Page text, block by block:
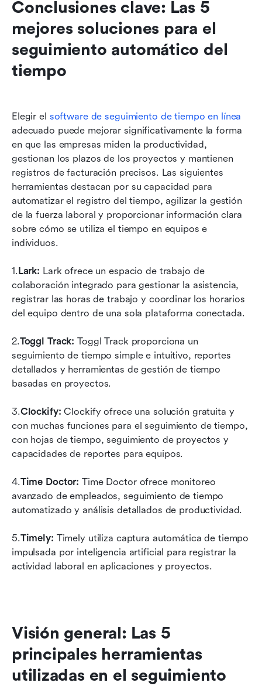
Conclusiones clave: Las 5
mejores soluciones para el
seguimiento automático del
tiempo
Elegir el software de seguimiento de tiempo en línea
adecuado puede mejorar significativamente la forma
en que las empresas miden la productividad,
gestionan los plazos de los proyectos y mantienen
registros de facturación precisos. Las siguientes
herramientas destacan por su capacidad para
automatizar el registro del tiempo, agilizar la gestión
de la fuerza laboral y proporcionar información clara
sobre cómo se utiliza el tiempo en equipos e
individuos.
1.Lark: Lark ofrece un espacio de trabajo de
colaboración integrado para gestionar la asistencia,
registrar las horas de trabajo y coordinar los horarios
del equipo dentro de una sola plataforma conectada.
2.Toggl Track: Toggl Track proporciona un
seguimiento de tiempo simple e intuitivo, reportes
detallados y herramientas de gestión de tiempo
basadas en proyectos.
3.Clockify: Clockify ofrece una solución gratuita y
con muchas funciones para el seguimiento de tiempo,
con hojas de tiempo, seguimiento de proyectos y
capacidades de reportes para equipos.
4.Time Doctor: Time Doctor ofrece monitoreo
avanzado de empleados, seguimiento de tiempo
automatizado y análisis detallados de productividad.
5.Timely: Timely utiliza captura automática de tiempo
impulsada por inteligencia artificial para registrar la
actividad laboral en aplicaciones y proyectos.
Visión general: Las 5
principales herramientas
utilizadas en el seguimiento